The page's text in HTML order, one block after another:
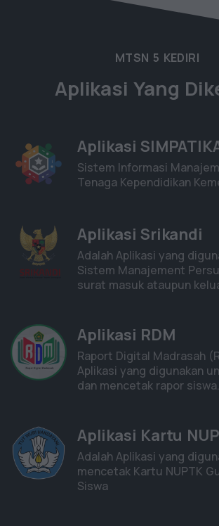
MTSN 5 KEDIRI
Aplikasi Yang
Aplikasi
Sistem Informasi
Tenaga Kependidikan
Aplikasi Srikandi
Adalah Aplikasi yang
Sistem Manajement
surat masuk ataupun
Aplikasi RDM
Raport Digital Madrasah
Aplikasi yang digunakan
dan mencetak rapor siswa.
Aplikasi Kartu
Adalah Aplikasi yang
mencetak Kartu NUPTK
Siswa